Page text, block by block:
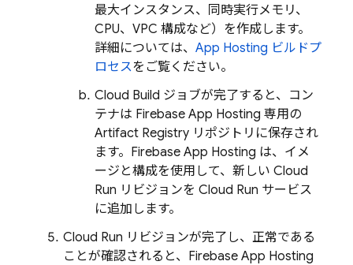
最大インスタンス、同時実行メモリ、
CPU、VPC 構成など）を作成します。
詳細については、 App Hosting ビルドプ
ロセスをご覧ください。
Cloud Build ジョブが完了すると、コン
テナは Firebase App Hosting 専用の
Artifact Registry リポジトリに保存され
ます。 Firebase App Hosting は、イメ
ージと構成を使用して、新しい Cloud
Run リビジョンを Cloud Run サービス
に追加します。
Cloud Run リビジョンが完了し、正常である
ことが確認されると、 Firebase App Hosting